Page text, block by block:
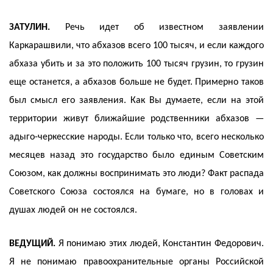
ЗАТУЛИН.
Речь идет об известном заявлении
Каркарашвили, что абхазов всего 100 тысяч, и если каждого
абхаза убить и за это положить 100 тысяч грузин, то грузин
еще останется, а абхазов больше не будет. Примерно таков
был смысл его заявления. Как Вы думаете, если на этой
территории живут ближайшие родственники абхазов —
адыго-черкесские народы. Если только что, всего несколько
месяцев назад это государство было единым Советским
Союзом, как должны воспринимать это люди? Факт распада
Советского Союза состоялся на бумаге, но в головах и
душах людей он не состоялся.
ВЕДУЩИЙ. Я понимаю этих людей, Константин Федорович.
Я не понимаю правоохранительные органы Российской